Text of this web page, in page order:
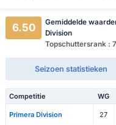
6.50
Gemiddelde
Division
Topschuttersrank :
Seizoen statistieken
Competitie WG
Primera Division 27